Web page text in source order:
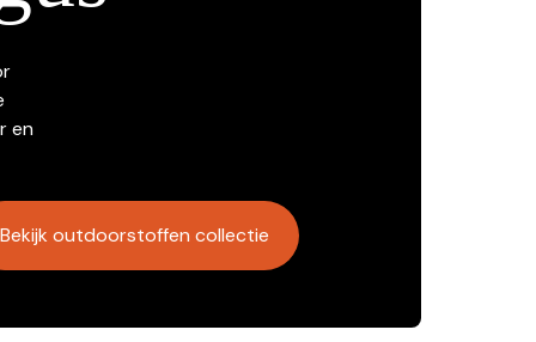
en
Bekijk outdoorstoffen collectie